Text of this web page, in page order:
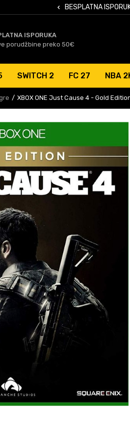
KARTICAMA BESPLATNA
ISPORUKA
porudžbine preko 50€
SWITCH 2 FC 27 NBA
XBOX ONE Just Cause 4 - Gold